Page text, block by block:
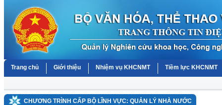
Trang chủ Giới thiệu Nhiệm vụ KHCNMT Tiềm lực KHCNMT
CHƯƠNG TRÌNH CẤP BỘ LĨNH VỰC: QUẢN LÝ NHÀ NƯỚC